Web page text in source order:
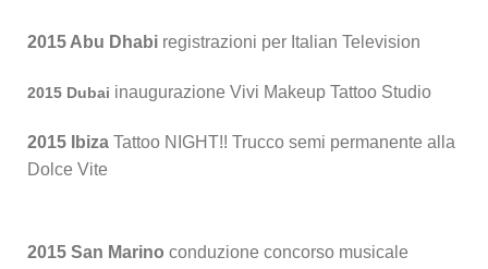
2015 Abu Dhabi registrazioni per Italian Television
2015 Dubai inaugurazione Vivi Makeup Tattoo Studio
2015 Ibiza Tattoo NIGHT!! Trucco semi permanente alla
Dolce Vite
2015 San Marino conduzione concorso musicale